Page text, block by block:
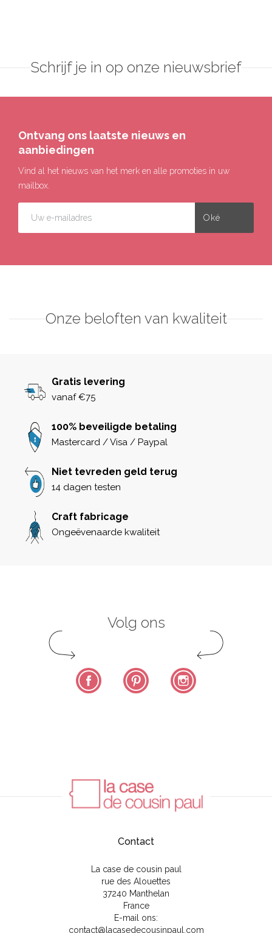
Schrijf je in op onze nieuwsbrief
Ontvang ons laatste nieuws en
aanbiedingen
Vind al het nieuws van het merk en alle promoties in uw
mailbox.
Onze beloften van kwaliteit
Gratis levering
vanaf €75
100% beveiligde betaling
Mastercard / Visa / Paypal
Niet tevreden geld terug
14 dagen testen
Craft fabricage
Ongeëvenaarde kwaliteit
Volg ons
Facebook Pinterest
Contact
La case de cousin paul
rue des Alouettes
37240 Manthelan
France
E-mail ons:
contact@lacasedecousinpaul.com